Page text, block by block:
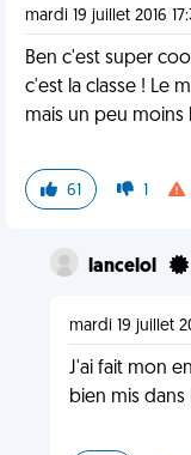
mardi 19 juillet 2016
Ben c'est super
c'est la classe ! Le
mais un peu moins
61 1
lancelol
mardi 19 juillet
J'ai fait mon
bien mis dans